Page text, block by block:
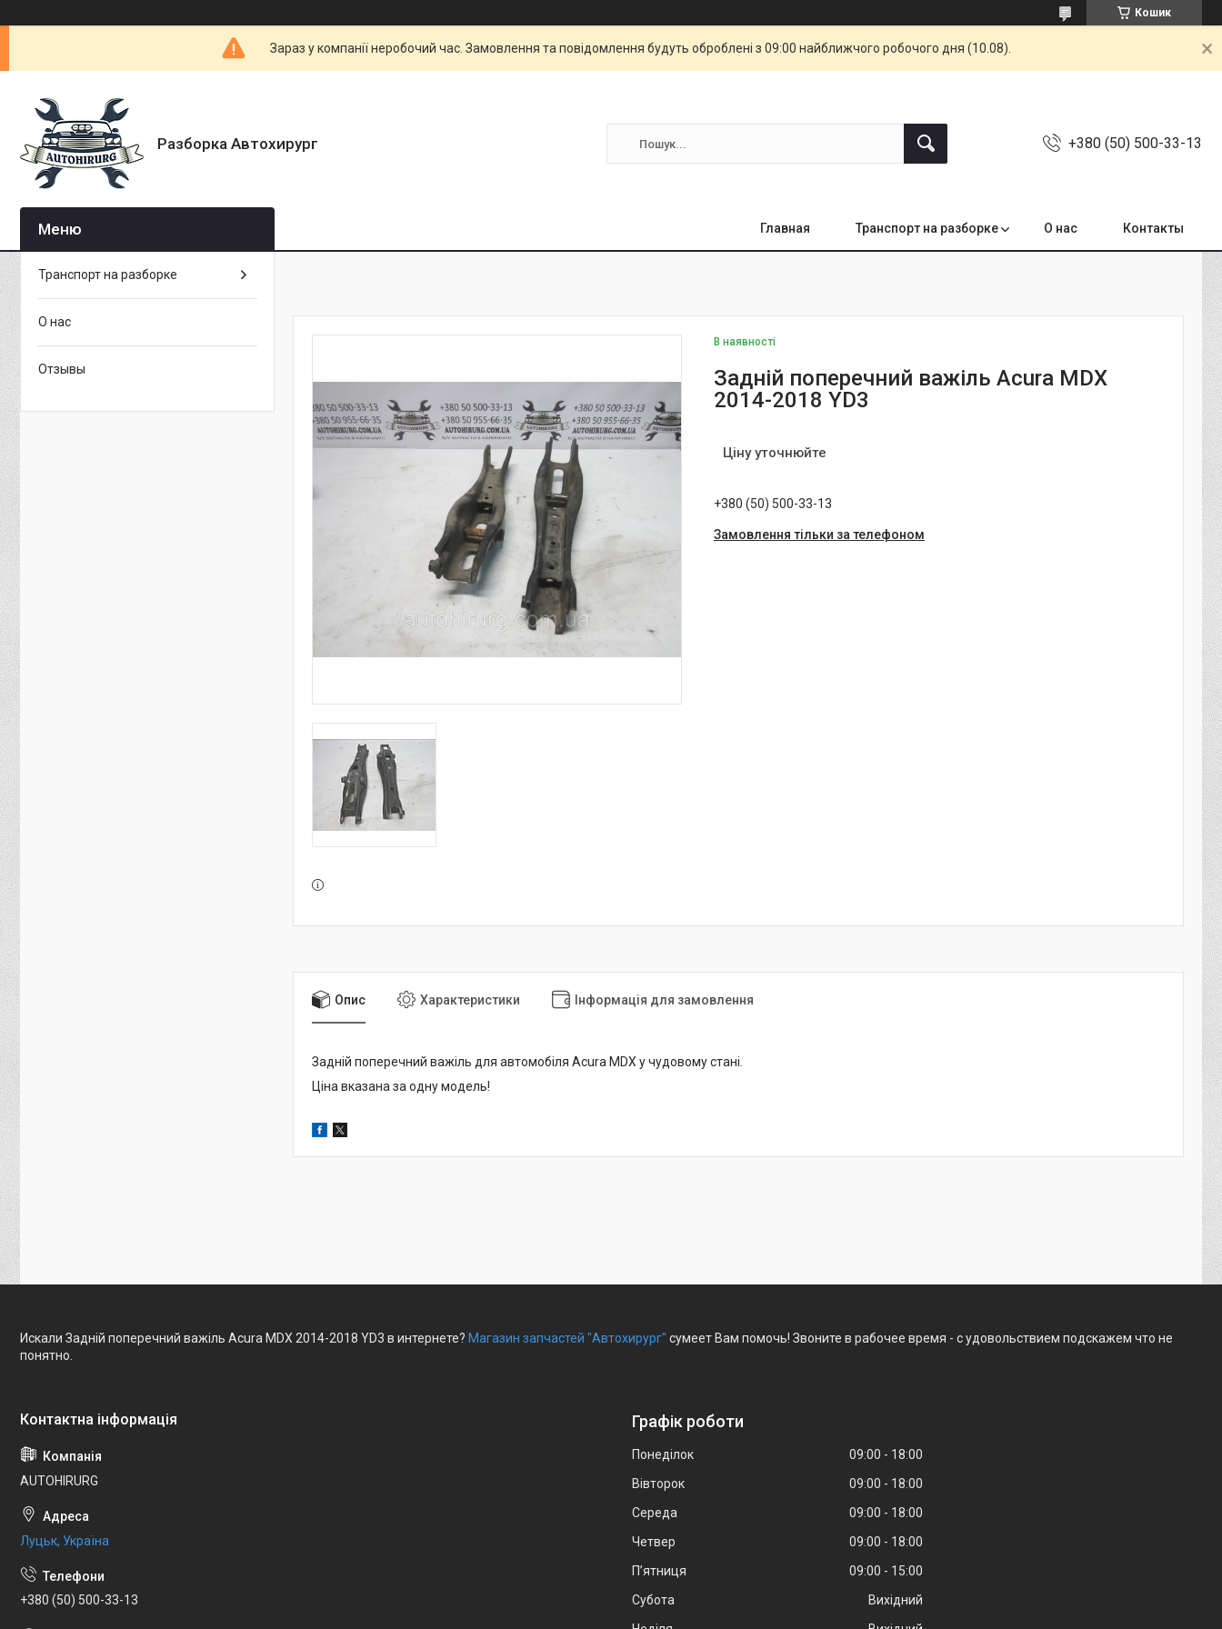
Кошик
Зараз у компанії неробочий час. Замовлення та повідомлення будуть оброблені з 09:00 найближчого робочого дня (10.08).
Разборка Автохирург +380 (50) 500-33-13
Главная Транспорт на разборке О нас Контакты
В наявності
Задній поперечний важіль Acura MDX
2014-2018 YD3
Ціну уточнюйте
+380 (50) 500-33-13
Замовлення тільки за телефоном
Опис Характеристики Інформація для замовлення
Задній поперечний важіль для автомобіля Acura MDX у чудовому стані.
Ціна вказана за одну модель!
Транспорт на разборке
О нас
Отзывы
Искали Задній поперечний важіль Acura MDX 2014-2018 YD3 в интернете? Магазин запчастей "Автохирург" сумеет Вам помочь! Звоните в рабочее время - с удовольствием подскажем что не
понятно.
AUTOHIRURG
Луцьк, Україна
+380 (50) 500-33-13
Графік роботи
Понеділок 09:00
18:00
Вівторок
09:00
18:00
Середа
09:00
18:00
Четвер
09:00
18:00
Пʼятниця
09:00
15:00
Субота
Вихідний